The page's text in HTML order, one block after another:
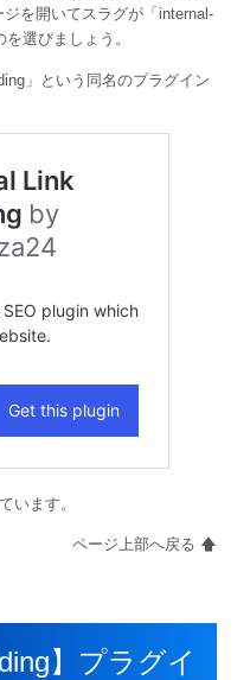
を開いてスラグが「internal-
選びましょう。
」という同名のプラグイン
います。
ページ上部へ戻る 🡅
】プラグイ